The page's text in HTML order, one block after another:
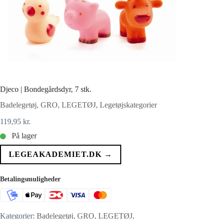
Djeco | Bondegårdsdyr, 7 stk.
Badelegetøj, GRO, LEGETØJ, Legetøjskategorier
119,95 kr.
På lager
LEGEAKADEMIET.DK →
Betalingsmuligheder
Kategorier: Badelegetøj, GRO, LEGETØJ,